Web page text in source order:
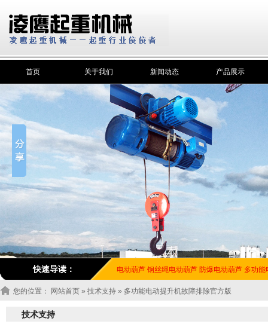
首页 关于我们 新闻动态 产品展示
快速导读： 电动葫芦 钢丝绳电动葫芦 防爆电动葫芦 多功能
您的位置： 网站首页 » 技术支持 » 多功能电动提升机故障排除官方版
技术支持